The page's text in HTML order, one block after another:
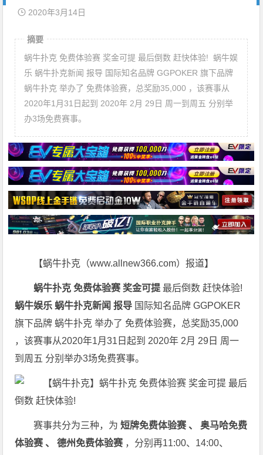
2020年3月14日
摘要
蜗牛扑克 免费体验赛 奖金可提 最后倒数 赶快体验! 蜗牛娱
乐 蜗牛扑克新闻 报导 国际知名品牌 GGPOKER 旗下品牌
蜗牛扑克 举办了 免费体验赛，总奖励35,000 ，该赛事从
2020年1月31日起到 2020年 2月 29日 周一到周五 分别举
办3场免费赛事。
【蜗牛扑克（www.allnew366.com）报道】
蜗牛扑克 免费体验赛 奖金可提 最后倒数 赶快体验!
蜗牛娱乐 蜗牛扑克新闻 报导 国际知名品牌 GGPOKER
旗下品牌 蜗牛扑克 举办了 免费体验赛，总奖励35,000
，该赛事从2020年1月31日起到 2020年 2月 29日 周一
到周五 分别举办3场免费赛事。
赛事共分为三种，为 短牌免费体验赛 、 奥马哈免费
体验赛 、 德州免费体验赛，分别再11:00、14:00、